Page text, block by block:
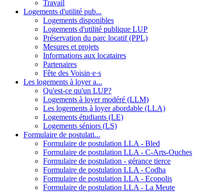
Travail
Logements d'utilité pub...
Logements disponibles
Logements d'utilité publique LUP
Préservation du parc locatif (PPL)
Mesures et projets
Informations aux locataires
Partenaires
Fête des Voisin·e·s
Les logements à loyer a...
Qu'est-ce qu'un LUP?
Logements à loyer modéré (LLM)
Les logements à loyer abordable (LLA)
Logements étudiants (LE)
Logements séniors (LS)
Formulaire de postulati...
Formulaire de postulation LLA - Bled
Formulaire de postulation LLA - C-Arts-Ouches
Formulaire de postulation - gérance tierce
Formulaire de postulation LLA - Codha
Formulaire de postulation LLA - Ecopolis
Formulaire de postulation LLA - La Meute